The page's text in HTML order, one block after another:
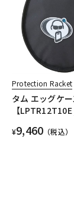
Protection Racket
タム エッグケ
【
¥9,460 （税込）